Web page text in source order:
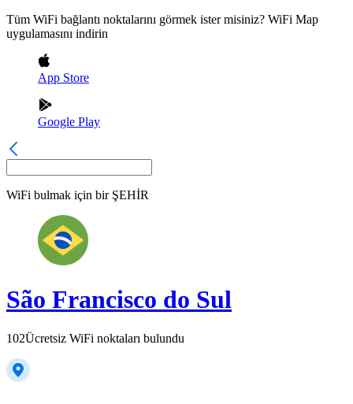
Tüm WiFi bağlantı noktalarını görmek ister misiniz? WiFi Map
uygulamasını indirin
App Store
Google Play
WiFi bulmak için bir ŞEHİR
São Francisco do Sul
102Ücretsiz WiFi noktaları bulundu